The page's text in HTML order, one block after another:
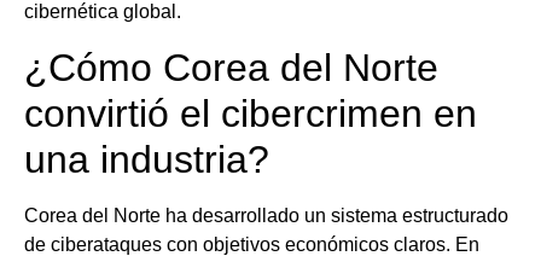
cibernética global.
¿Cómo Corea del Norte
convirtió el cibercrimen en
una industria?
Corea del Norte ha desarrollado un sistema estructurado
de ciberataques con objetivos económicos claros. En